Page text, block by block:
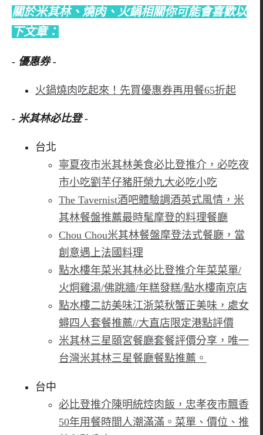
關於米其林、燒肉、火鍋相關你可能會喜歡以
下文章：
- 優惠券 -
火鍋燒肉吃起來！先買優惠券再用餐65折起
- 米其林必比登-
台北
寧夏夜市米其林美食必比登推介，必吃夜
市小吃劉芋仔豬肝榮九大必吃小吃
The Tavernist酒吧體驗調酒英式風情，米
其林餐盤推薦最時髦摩登的料理餐廳
Chou Chou米其林餐盤摩登法式餐廳，當
創意遇上法國料理
點水樓年菜米其林必比登推介年菜菜單/
火烔雞湯/佛跳牆/年糕發糕/點水樓南京店
點水樓二訪美味江浙菜秋蟹正美味，處女
蟳四人套餐推薦//大直店限定港點評價
米其林三星頤宮餐廳套餐評價分享，唯一
台灣米其林三星餐廳餐點推薦。
台中
必比登推介陳明統焢肉飯，忠孝夜市飄香
50年用餐時間人潮滿滿。菜單、價位、推